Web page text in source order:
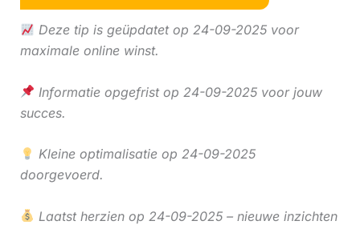
Deze tip is geüpdatet op 24-09-2025 voor
maximale online winst.
Informatie opgefrist op 24-09-2025 voor jouw
succes.
Kleine optimalisatie op 24-09-2025
doorgevoerd.
Laatst herzien op 24-09-2025 – nieuwe inzichten